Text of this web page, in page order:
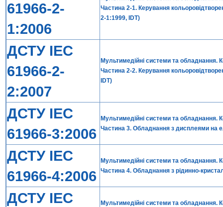
61966-2-
1:2006
Частина 2-1. Керування
2-1:1999, IDT)
ДСТУ IEC
61966-2-
2:2007
Мультимедійні системи та обладнання.
Частина 2-2. Керування
IDT)
ДСТУ ІЕС
61966-3:2006
Мультимедійні системи та обладнання.
Частина 3. Обладнання з дисплеями на
ДСТУ ІЕС
61966-4:2006
Мультимедійні системи та обладнання.
Частина 4. Обладнання з рідинно-
ДСТУ ІЕС
Мультимедійні системи та обладнання.